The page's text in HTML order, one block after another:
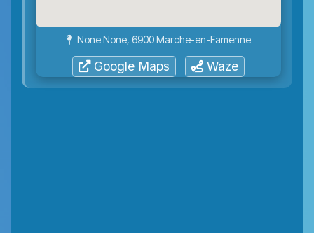
None None, 6900 Marche-en-Famenne
Google Maps Waze